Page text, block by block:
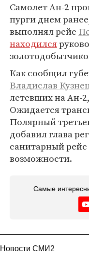
Самолет Ан-2
пурги днем
выполнял рейс
находился
Как сообщил
Владислав
летевших на Ан-2,
Ожидается
Полярный
добавил глава
санитарный
возможности.
Самые
Новости СМИ2